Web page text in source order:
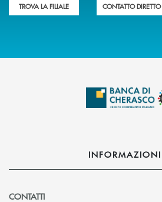
TROVA LA FILIALE CONTATTO DIRETTO
INFORMAZIONI
CONTATTI